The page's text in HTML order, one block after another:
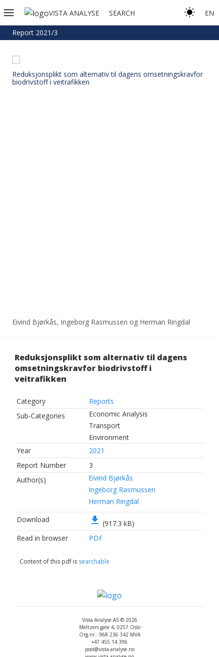
VISTA ANALYSE SEARCH EN
Report 2021/3
Reduksjonsplikt som alternativ til dagens omsetningskravfor
biodrivstoff i veitrafikken
Eivind Bjørkås, Ingeborg Rasmussen og Herman Ringdal
Reduksjonsplikt som alternativ til dagens
omsetningskravfor biodrivstoff i
veitrafikken
Category
Reports
Sub-Categories
Economic Analysis
Transport
Environment
Year
2021
Report Number
3
Author(s)
Eivind Bjørkås
Ingeborg Rasmussen
Herman Ringdal
Download
file_download (917.3 kB)
Read in browser
PDF
Content of this pdf is searchable
Vista Analyse AS © 2026
Meltzers gate 4, 0257 Oslo
Org.nr.: 968 236 342 MVA
+47 455 14 396
post@vista-analyse.no